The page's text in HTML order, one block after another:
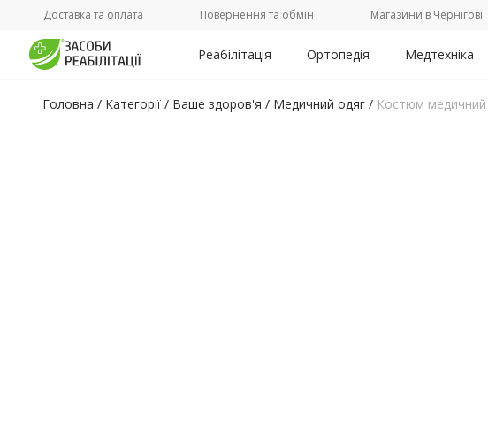
Доставка та оплата Повернення та обмін Магазини в Чернігові
Реабілітація Ортопедія Медтехніка
Головна / Категорії / Ваше здоров'я / Медичний одяг / Костюм медичний